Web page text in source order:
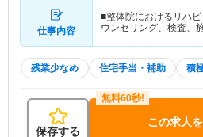
仕事内容
■整体院におけるリハ
ウンセリング、検査、
残業少なめ 住宅手当・補助 積
保存する
この求人